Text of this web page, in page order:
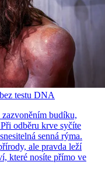
testu DNA
zazvoněním budíku,
odběru krve syčíte
senná rýma.
ale pravda leží
které nosíte přímo ve